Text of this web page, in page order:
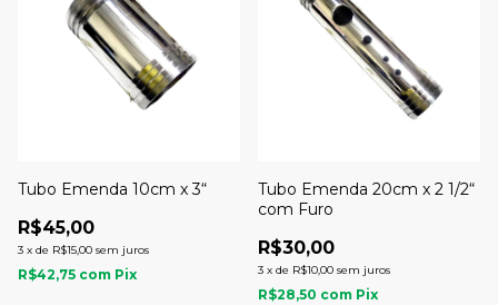
Tubo Emenda 10cm x 3“
R$45,00
3 x de R$15,00 sem juros
R$42,75 com Pix
Tubo Emenda 20cm x 2 1/2“
com Furo
R$30,00
3 x de R$10,00 sem juros
R$28,50 com Pix